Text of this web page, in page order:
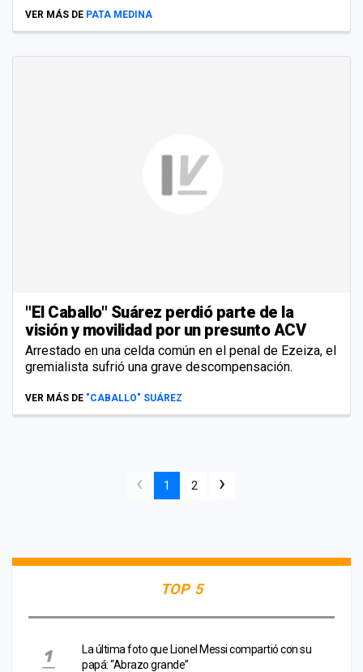
VER MÁS DE PATA MEDINA
"El Caballo" Suárez perdió parte de la
visión y movilidad por un presunto ACV
Arrestado en una celda común en el penal de Ezeiza, el
gremialista sufrió una grave descompensación.
VER MÁS DE "CABALLO" SUÁREZ
‹ 1 2 ›
TOP 5
La última foto que Lionel Messi compartió con su
papá: “Abrazo grande”